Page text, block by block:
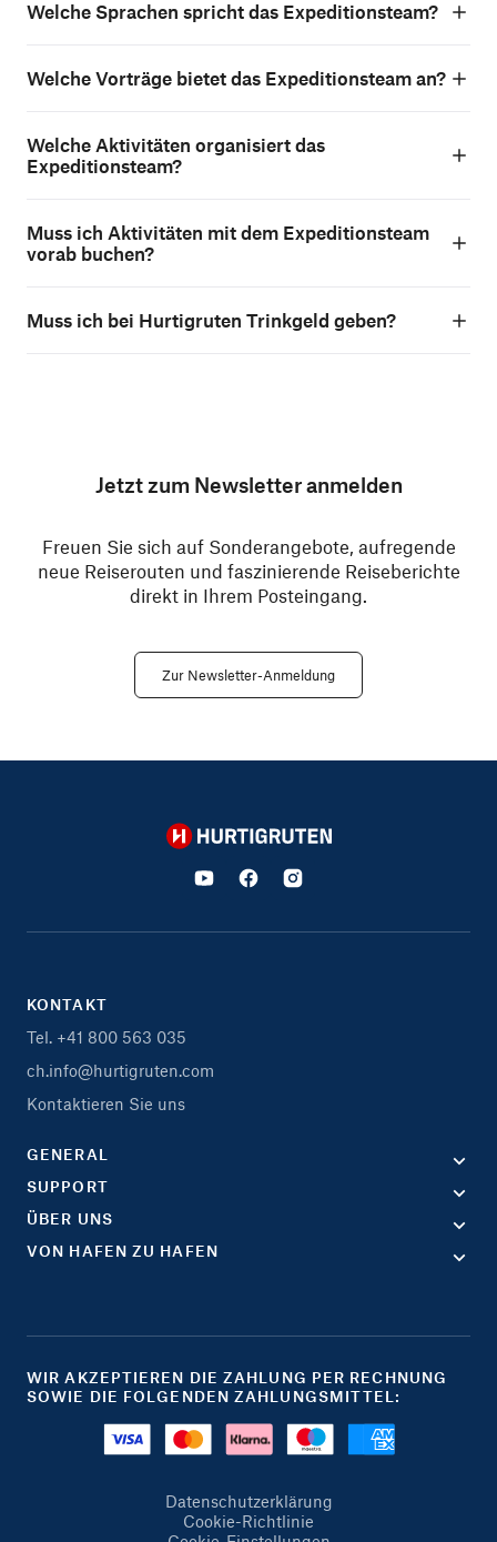
Welche Sprachen spricht das Expeditionsteam?
Welche Vorträge bietet das Expeditionsteam an?
Welche Aktivitäten organisiert das
Expeditionsteam?
Muss ich Aktivitäten mit dem Expeditionsteam
vorab buchen?
Muss ich bei Hurtigruten Trinkgeld geben?
Jetzt zum Newsletter anmelden
Freuen Sie sich auf Sonderangebote, aufregende
neue Reiserouten und faszinierende Reiseberichte
direkt in Ihrem Posteingang.
Zur Newsletter-Anmeldung
Hurtigruten
KONTAKT
Tel. +41 800 563 035
ch.info@hurtigruten.com
Kontaktieren Sie uns
GENERAL
SUPPORT
ÜBER UNS
VON HAFEN ZU HAFEN
WIR AKZEPTIEREN DIE ZAHLUNG PER RECHNUNG
SOWIE DIE FOLGENDEN ZAHLUNGSMITTEL:
Datenschutzerklärung
Cookie-Richtlinie